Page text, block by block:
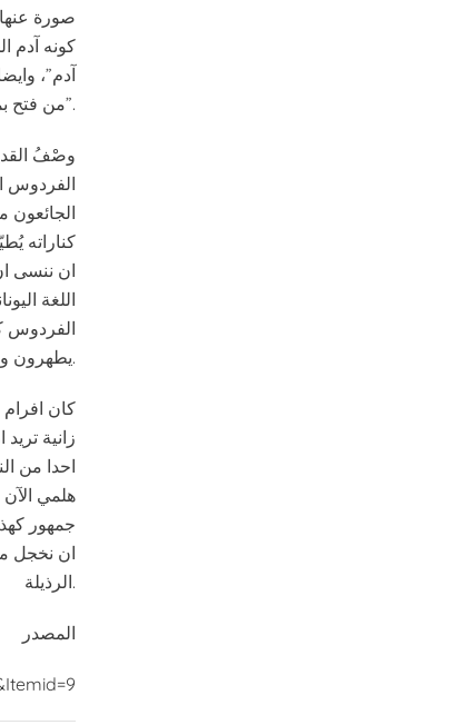
صورة
كونه آدم
آدم”،
من فتح بمقاليده جنة الحياة”.
وصْفُ
الفردوس
الجائعون
كناراته
ان ننسى
اللغة
الفردوس
يطهرون والصم يسمعون والموتى يقومون والمساكين يُبشَّرون” (متى 11: 5).
كان افرام
زانية
احدا من
هلمي
جمهور
ان نخجل
الرذيلة.
المصدر